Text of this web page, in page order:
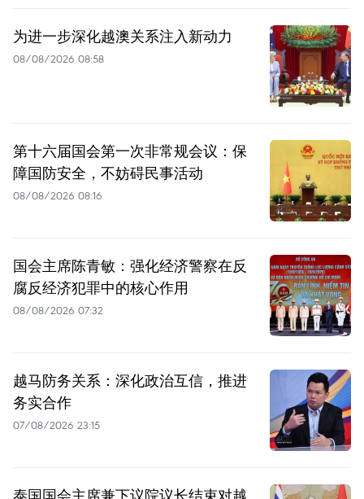
为进一步深化越澳关系注入新动力
08/08/2026 08:58
第十六届国会第一次非常规会议：保
障国防安全，不妨碍民事活动
08/08/2026 08:16
国会主席陈青敏：强化经济警察在反
腐反经济犯罪中的核心作用
08/08/2026 07:32
越马防务关系：深化政治互信，推进
务实合作
07/08/2026 23:15
泰国国会主席兼下议院议长结束对越